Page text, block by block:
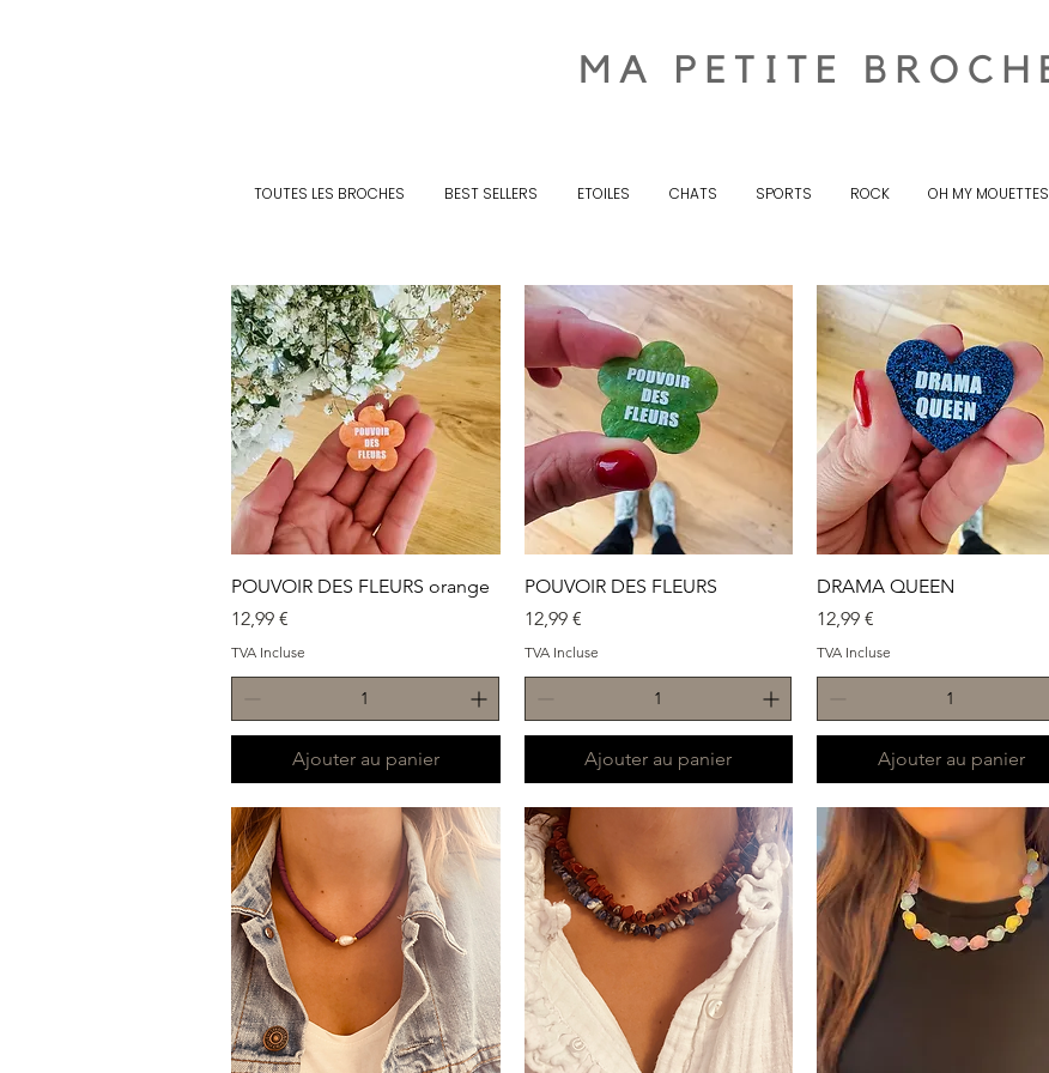
TOUTES LES BROCHES BEST SELLERS ETOILES CHATS SPORTS ROCK OH MY MOUETTES
Aperçu rapide
POUVOIR DES FLEURS orange
Prix
12,99 €
TVA Incluse
Ajouter au panier
Aperçu rapide
POUVOIR DES FLEURS
Prix
12,99 €
TVA Incluse
Ajouter au panier
Aperçu rapide
DRAMA QUEEN
Prix
12,99 €
TVA Incluse
Ajouter au panier